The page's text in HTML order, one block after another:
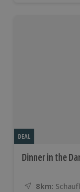
DEAL
Dinner in the
8km: